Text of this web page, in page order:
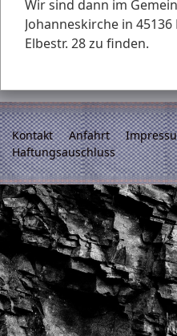
Kontakt Anfahrt
Haftungsauschluss
Wir sind dann im
Johanneskirche in
Elbestr. 28 zu finden.